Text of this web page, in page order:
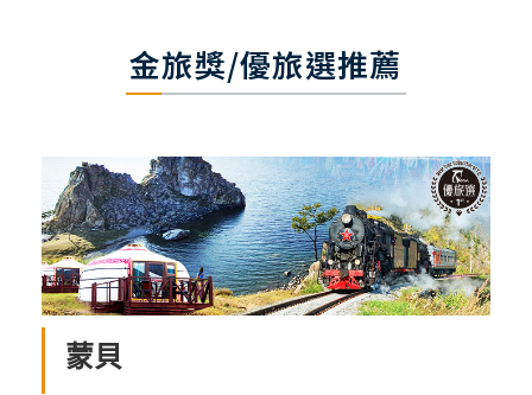
金旅獎/優旅選推薦
蒙貝